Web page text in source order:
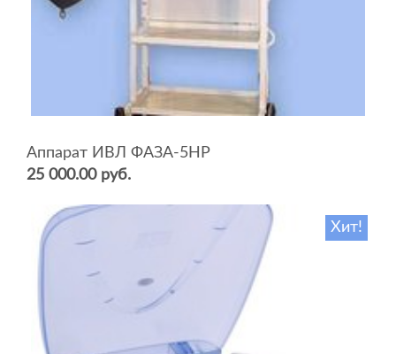
Аппарат ИВЛ ФАЗА-5НР
25 000.00 руб.
Хит!